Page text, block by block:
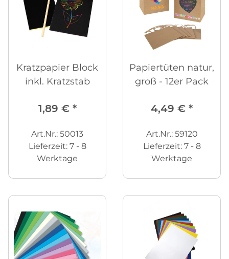
Kratzpapier Block
inkl. Kratzstab
1,89 € *
Art.Nr.: 50013
Lieferzeit: 7 - 8
Werktage
Papiertüten natur,
groß - 12er Pack
4,49 € *
Art.Nr.: 59120
Lieferzeit: 7 - 8
Werktage